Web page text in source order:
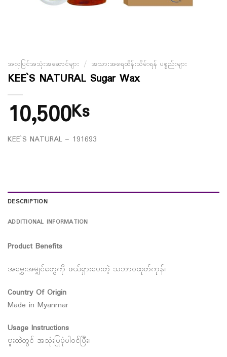
အလှပြင်အသုံးအဆောင်များ / အသားအရေထိန်းသိမ်းရန် ပစ္စည်းများ
KEE`S NATURAL Sugar Wax
10,500Ks
KEE`S NATURAL – 191693
DESCRIPTION
ADDITIONAL INFORMATION
Product Benefits
အမွှေးအမျှင်တွေကို ဖယ်ရှားပေးတဲ့ သဘာဝထုတ်ကုန်။
Country Of Origin
Made in Myanmar
Usage Instructions
ဗူးထဲတွင် အသုံးပြုပုံပါဝင်ပြီး။